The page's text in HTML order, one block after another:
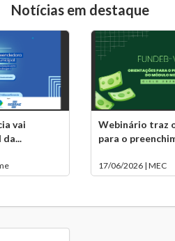
Notícias em destaque
vai
Webinário traz
para o
17/06/2026 | MEC